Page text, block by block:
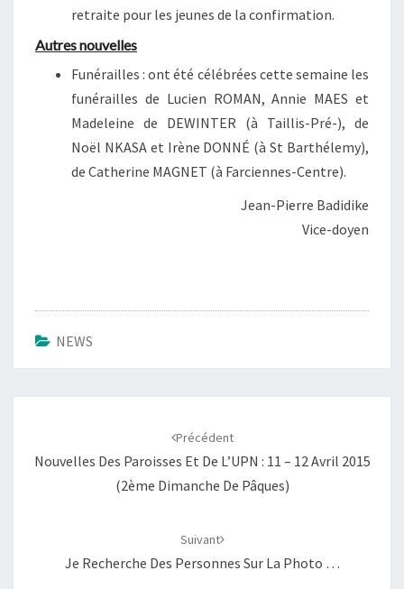
retraite pour les jeunes de la confirmation.
Autres nouvelles
Funérailles : ont été célébrées cette semaine les
funérailles de Lucien ROMAN, Annie MAES et
Madeleine de DEWINTER (à Taillis-Pré-), de
Noël NKASA et Irène DONNÉ (à St Barthélemy),
de Catherine MAGNET (à Farciennes-Centre).
Jean-Pierre Badidike
Vice-doyen
NEWS
Précédent
Nouvelles Des Paroisses Et De L’UPN : 11 – 12 Avril 2015
(2ème Dimanche De Pâques)
Suivant
Je Recherche Des Personnes Sur La Photo …